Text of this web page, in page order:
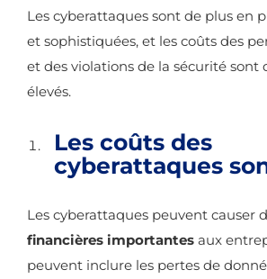
Les cyberattaques sont de plus en
et sophistiquées, et les coûts des
et des violations de la sécurité sont
élevés.
Les coûts des
cyberattaques
Les cyberattaques peuvent causer
financières importantes aux
peuvent inclure les pertes de